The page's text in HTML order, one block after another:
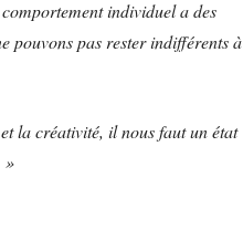
individuel a des
pouvons pas rester indifférents à
la créativité, il nous faut un état
»